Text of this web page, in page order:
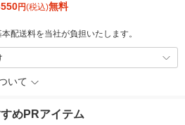
550円(税込)無料
配送料を当社が負担いたします。
いて
めPRアイテム